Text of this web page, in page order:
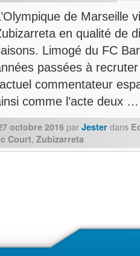
de Marseille
en qualité de
Limogé du FC
passées à
commentateur
comme l’acte deux
octobre 2016 par Jester dans
Court, Zubizarreta